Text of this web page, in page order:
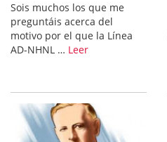
Sois muchos los que me
preguntáis acerca del
motivo por el que la Línea
AD-NHNL … Leer